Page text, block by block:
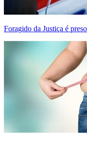
Foragido da Justiça é